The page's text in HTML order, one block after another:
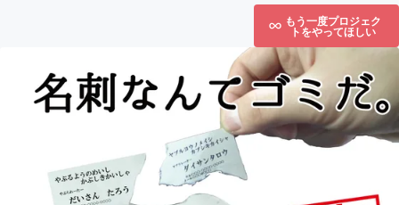
もう一度プロジェク
トをやってほしい